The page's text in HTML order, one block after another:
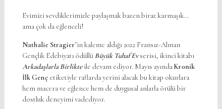
Evimizi sevdiklerimizle paylaşmak bazen biraz karmaşık…
ama çok da eğlenceli!
Nathalie Stragier’in kaleme aldığı 2022 Fransız-Alman
Gençlik Edebiyatı ödüllü Büyük Tuhaf Evserisi, ikinci kitabı
Arkadaşlarla Birlikteile devam ediyor. Mayıs ayındaKronik
İlk Gençetiketiyle raflarda yerini alacak bu kitap okurlara
hem macera ve eğlence hem de duygusal anlarla örülü bir
dostluk deneyimi vadediyor.